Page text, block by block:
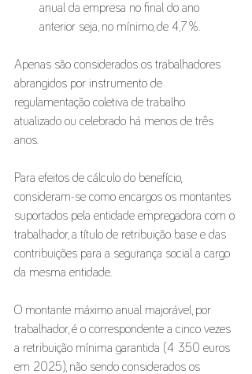
anual da empresa no final do ano
anterior seja, no mínimo, de 4,7 %.
Apenas são considerados os trabalhadores
abrangidos por instrumento de
regulamentação coletiva de trabalho
atualizado ou celebrado há menos de três
anos.
Para efeitos de cálculo do benefício,
consideram-se como encargos os montantes
suportados pela entidade empregadora com o
trabalhador, a título de retribuição base e das
contribuições para a segurança social a cargo
da mesma entidade.
O montante máximo anual majorável, por
trabalhador, é o correspondente a cinco vezes
a retribuição mínima garantida (4 350 euros
em 2025), não sendo considerados os